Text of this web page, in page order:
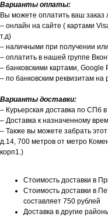
Варианты оплаты:
Вы можете оплатить ваш
– онлайн на сайте ( картами
т.д)
– наличными при получении
– оплатить в нашей группе
– банковскими картами, Google
– по банковским реквизитам на
Варианты доставки:
– Курьерская доставка по СПб
– Доставка к назначенному
– Также вы можете забрать
д.14, 700 метров от метро
корп1.)
Стоимость доставки в
Стоимость доставки в
составляет 750 рублей
Доставка в другие